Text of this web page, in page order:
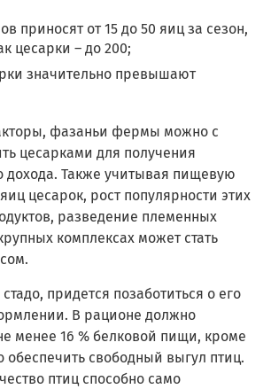
приносят от 15 до 50 яиц за сезон,
цесарки – до 200;
значительно превышают
фазаньи фермы можно с
цесарками для получения
дохода. Также учитывая пищевую
цесарок, рост популярности этих
разведение племенных
комплексах может стать
придется позаботиться о его
В рационе должно
менее 16 % белковой пищи, кроме
обеспечить свободный выгул птиц.
птиц способно само